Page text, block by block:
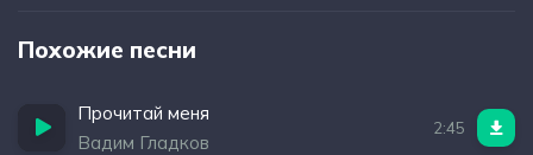
Похожие песни
Прочитай меня
Вадим Гладков
2:45